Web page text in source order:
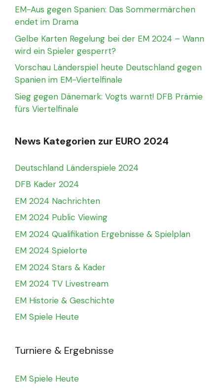
EM-Aus gegen Spanien: Das Sommermärchen
endet im Drama
Gelbe Karten Regelung bei der EM 2024 – Wann
wird ein Spieler gesperrt?
Vorschau Länderspiel heute Deutschland gegen
Spanien im EM-Viertelfinale
Sieg gegen Dänemark: Vogts warnt! DFB Prämie
fürs Viertelfinale
News Kategorien zur EURO 2024
Deutschland Länderspiele 2024
DFB Kader 2024
EM 2024 Nachrichten
EM 2024 Public Viewing
EM 2024 Qualifikation Ergebnisse & Spielplan
EM 2024 Spielorte
EM 2024 Stars & Kader
EM 2024 TV Livestream
EM Historie & Geschichte
EM Spiele Heute
Turniere & Ergebnisse
EM Spiele Heute